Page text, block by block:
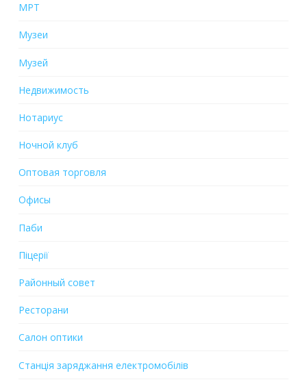
МРТ
Музеи
Музей
Недвижимость
Нотариус
Ночной клуб
Оптовая торговля
Офисы
Паби
Піцерії
Районный совет
Ресторани
Салон оптики
Станція заряджання електромобілів